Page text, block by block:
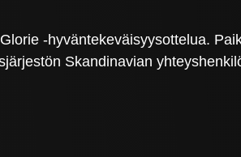
-hyväntekeväisyysottelua.
Skandinavian